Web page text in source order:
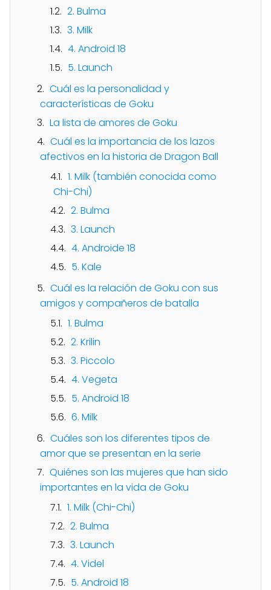
2. Bulma
3. Milk
4. Android 18
5. Launch
Cuál es la personalidad y
características de Goku
La lista de amores de Goku
Cuál es la importancia de los lazos
afectivos en la historia de Dragon Ball
1. Milk (también conocida como
Chi-Chi)
2. Bulma
3. Launch
4. Androide 18
5. Kale
Cuál es la relación de Goku con sus
amigos y compañeros de batalla
1. Bulma
2. Krilin
3. Piccolo
4. Vegeta
5. Android 18
6. Milk
Cuáles son los diferentes tipos de
amor que se presentan en la serie
Quiénes son las mujeres que han sido
importantes en la vida de Goku
1. Milk (Chi-Chi)
2. Bulma
3. Launch
4. Videl
5. Android 18